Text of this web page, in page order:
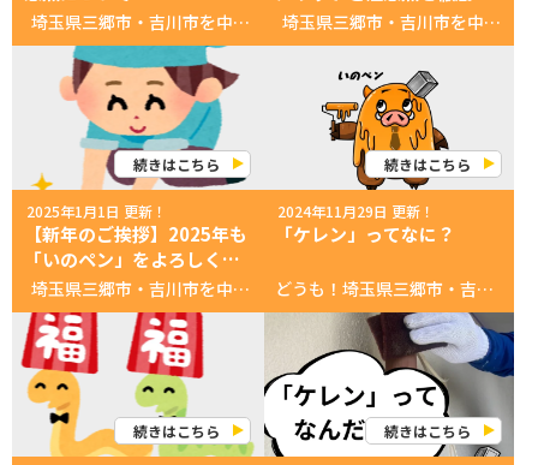
埼玉県三郷市・吉川市を中心に活動中！ 創業３０年 塗装に没頭する会社！ 外壁屋根塗装 専門店いのペン 外壁塗装後のお手入れと注意点について こんにちは！外壁塗装専門店『いのペン』です。 今回は、「塗装後のお手入れ方法と注意点」について解説します！ 外壁塗装後は見た目がキレイになり、耐久性も向上させてくれます。 しかし、外壁塗装を長持ちさせるためには、定期的なお手入れや注意点を押さえておくことが大切です。 まずは、外壁塗装後のお手入れ方法について 1. 定期的に汚れを落とす 外壁には雨や風で運ばれたホコリや汚れが付着します。これらを放置すると、美観を損なうだけでなく、塗膜の劣化を早める原因になります。 ■お手入れ方法 軽度の汚れは、水を含ませた柔らかいスポンジや布で優しく拭き取ります。 高圧洗浄機を使う場合は、塗膜を傷めないよう弱い水圧で行いましょう。 ■頻度 年に1～2回を目安に掃除するのがおすすめです。 2. 植物の剪定を行う 外壁に近い場所に植物がある場合、枝葉が外壁に接触すると塗膜が傷つく可能性があります。定期的に剪定を行い、外壁から適度な距離を保ちましょう。 3. 雨樋の点検と掃除 雨樋が詰まっていると、雨水が溢れ、外壁を汚す原因になります。塗装後は雨樋の掃除や点検も定期的に行いましょう。 4. カビ・コケの除去 湿気の多い場所では、外壁にカビやコケが発生することがあります。見つけた場合は、以下の方法で除去しましょう。 まずは水洗いを試し、それでも除去できない場合は専用の洗剤を使用しましょう。 柔らかいブラシなどで塗膜を傷めないように軽く擦ります。力を入れすぎないことが大切です。 また、専用の洗剤を使用する場合は各製品の取り扱い方法をご確認の上ご使用ください。 次に、外壁塗装後に避けるべきことについて 1. 強い力で擦らない 外壁を掃除する際、硬いブラシやスポンジを使ったり、強い力で擦ると塗膜が剥がれることがあります。柔らかい布やスポンジを使い、優しくお手入れしましょう。 2. 高圧洗浄機の使用に注意 高圧洗浄機は便利ですが、水圧が強すぎると塗膜を傷つける可能性があります。使用する際は、低い水圧に設定し、外壁から適度な距離を保って行いましょう。 3. 直後の施工や作業は控える 外壁塗装直後に重い物を外壁に立てかけたり、釘を打ち込んだりすると、塗膜にダメージを与える可能性があります。塗料が完全に硬化するまで（通常1～2週間）は、外壁への接触を避けましょう。 4. 塗料に合わない洗剤を使用しない アルカリ性や酸性が強い洗剤は、塗膜を劣化させることがあります。お手入れの際は、専用の洗剤を使用するようにしましょう。 最後に、メンテナンスのタイミングについて 1. 定期点検を実施 外壁塗装後でも、数年ごとに点検を行うことが大切です。以下のサインを見逃さないようにしましょう。 色あせやチョーキング（白い粉状の物質が手につく） ひび割れや剥がれ カビやコケの発生 2. プロの点検を依頼 外壁の劣化は、自分で見つけられない場合もあります。塗装後5年程度を目安に、プロに点検を依頼すると安心です。 外壁塗装を長持ちさせるには日々のお手入れが重要になります。 外壁塗装は完成したら終わりではなく、定期的なお手入れとメンテナンスが必要です。これを怠ると、せっかくの塗装が短期間で劣化してしまうこともあります。 『いのペン』では、塗装後のお手入れ方法や定期点検についてもアドバイスさせていただきます。 いつまでも美しい外壁を保つために、ぜひお気軽にご相談ください！ お気軽にお問合せしてねなのら！ お問い合わせ先 TEL: 0120-420-899 営業時間: 9:00〜18:00（月・日曜祝定休） あなたへのオススメ情報！ ▼最新のお得なチラシ▼ ▼無料！外壁・屋根診断▼ ▼無料！雨漏り診断▼ ▼最新！カラーシュミレーション▼ ▼地域最大ショールーム情報▼ https://inopen.jp/cms/wp-content/uploads/2024/02/08db111db98e6dee98204bd093a0b0bb.mp4 あなたへのオススメ記事 ▼【超必見】失敗しない！塗装業者の選び方！▼ ▼いのペン、プレオープンイベント！1日目！▼ ▼いのペンギャラリー｜いのペン漫画一覧▼ ▼いきなりインタビュー「20代現役塗装職人の実態」前編▼ ▼【新事実！】出来たばかりじゃない！創業30年の長～い歴史！▼ ▼いのペンSNSはコチラ▼ 公式SNS一覧
続きはこちら
説！
埼玉県三郷市・吉川市を中心に活動中！ 創業３０年 塗装に没頭する会社！ 外壁屋根塗装 専門店いのペン 冬でも外壁塗装はできる？メリットと注意点を徹底解説！ こんにちは！首都圏を中心に外壁塗装を手掛ける「いのペン」です。 冬に外壁塗装をするか迷っている方も多いのではないでしょうか？ 特に、首都圏の冬は晴天が多く、外壁塗装をすることは十分可能です。 今回は、首都圏（山間部を除く）の気候を踏まえながら、冬に外壁塗装を行うメリットや注意点を解説します！ まずは、首都圏の気候特性について 1. 晴天が多い 全国的に見ても晴天率が高いエリアです。 降水量が少なく、雨の日や雪の日が少ないため、外壁塗装の作業を順調に進めやすい特徴があります。 2. 温暖な日中の気温 日中の気温が10℃前後まで上がる日が多く、外壁塗装の最低気温である5℃を下回ることが少ないため、施工条件としては良好です。 3. 雪や霜のリスクが低い 首都圏の冬は比較的穏やかで、北関東や東北地方のように雪や凍結の心配が少ない地域です。 ただし、埼玉や茨城南部では朝晩に霜が降りることがあるため、その点には注意が必要です。 つぎに、冬に外壁塗装を行うメリットと注意点について メリット 1. 業者のスケジュールが取りやすい 冬は外壁塗装の閑散期にあたるため、業者の予約が取りやすく、施工期間にも余裕を持ってスケジュールを組めます。 2. 乾燥が早く、塗料の仕上がりが良い 湿度が低い冬は、塗料がしっかり乾燥しやすい季節です。塗膜が安定して硬化するため、美しい仕上がりと耐久性の高い外壁が期待できます。 3. 春からの快適な生活を準備 冬のうちに外壁塗装を済ませておくことで、春からの新生活を美しい家でスタートできます。また、春の繁忙期を避けることで、工事の遅延リスクを減らせます。 注意したいポイント 1. 朝晩の冷え込みに注意 外壁塗装は気温が5℃以上で行う必要があります。冬の朝晩は気温が下がることがあるため、施工時間に注意するなど、計画的なスケジュール調整が必要です。 2. 霜や結露のリスク 特に埼玉や茨城南部では、朝方に霜や結露が発生することがあります。外壁が濡れた状態では塗料がうまく乗らないため、十分に乾燥させてから作業を開始することが大切です。 最後に、冬の外壁塗装を成功させるためのポイントについて 1.信頼できる業者を選ぶ 地域の気候特性を熟知した業者に相談することで、安心して施工を任せられます。 2. 天候に柔軟に対応する 晴天が続く冬の気候を活かし、適切なタイミングで施工を進めましょう。 首都圏の冬は、外壁塗装に適した条件も整っています。 施工スケジュールでもメリットが多い冬の外壁塗装を、ぜひ検討してみてください！ 現在、「いのペン」では冬限定の特別割引キャンペーンを実施中です。地域に密着したサービスで、お客様の住まいを美しく保つお手伝いをいたします。 ぜひこの機会にお問い合わせください！ お気軽にお問合せしてねなのら！ お問い合わせ先 TEL: 0120-420-899 営業時間: 9:00〜18:00（月・日曜祝定休） あなたへのオススメ情報！ ▼最新のお得なチラシ▼ ▼無料！外壁・屋根診断▼ ▼無料！雨漏り診断▼ ▼最新！カラーシュミレーション▼ ▼地域最大ショールーム情報▼ https://inopen.jp/cms/wp-content/uploads/2024/02/08db111db98e6dee98204bd093a0b0bb.mp4 あなたへのオススメ記事 ▼【超必見】失敗しない！塗装業者の選び方！▼ ▼いのペン、プレオープンイベント！1日目！▼ ▼いのペンギャラリー｜いのペン漫画一覧▼ ▼いきなりインタビュー「20代現役塗装職人の実態」前編▼ ▼【新事実！】出来たばかりじゃない！創業30年の長～い歴史！▼ ▼いのペンSNSはコチラ▼ 公式SNS一覧
続きはこちら
2025年1月1日 更新！
【新年のご挨拶】2025年も
「いのペン」をよろしくお
願いいたします！
埼玉県三郷市・吉川市を中心に活動中！ 創業３０年 塗装に没頭する会社！ 外壁屋根塗装 専門店いのペン 皆さま、新年あけましておめでとうございます！ 外壁塗装専門店「いのペン」です。旧年中は格別のご愛顧を賜り、心より感謝申し上げます。 2025年も、皆さまのお住まいを美しく、そして安心して暮らしていただけるよう、誠心誠意をもってサポートしてまいります。 新しい年を迎えた今、お住まいの外壁や屋根の状態をチェックするのに最適な時期です。 冬場の寒暖差や春先の雨風に備えるためにも、早めのメンテナンスがおすすめです。 「ひび割れや汚れが気になる」「塗り替え時期が分からない」など、どんな小さなことでもお気軽にご相談ください。 無料診断やお見積もりも承っておりますので、お気軽にお問い合わせくださいね。 最後に 2025年も「お住まいのパートナー」として、スタッフ一同全力で取り組んでまいります。本年も変わらぬご支援を賜りますよう、よろしくお願い申し上げます。 皆さまにとって、健康で幸多き一年となりますようお祈り申し上げます。 いのペンスタッフ一同 お気軽にお問合せしてねなのら！ お問い合わせ先 TEL: 0120-420-899 営業時間: 9:00〜18:00（月・日曜祝定休） あなたへのオススメ情報！ ▼最新のお得なチラシ▼ ▼無料！外壁・屋根診断▼ ▼無料！雨漏り診断▼ ▼最新！カラーシュミレーション▼ ▼地域最大ショールーム情報▼ https://inopen.jp/cms/wp-content/uploads/2024/02/08db111db98e6dee98204bd093a0b0bb.mp4 あなたへのオススメ記事 ▼【超必見】失敗しない！塗装業者の選び方！▼ ▼いのペン、プレオープンイベント！1日目！▼ ▼いのペンギャラリー｜いのペン漫画一覧▼ ▼いきなりインタビュー「20代現役塗装職人の実態」前編▼ ▼【新事実！】出来たばかりじゃない！創業30年の長～い歴史！▼ ▼いのペンSNSはコチラ▼ 公式SNS一覧
続きはこちら
2024年11月29日 更新！
「ケレン」ってなに？
どうも！埼玉県三郷市・吉川市を中心に活動している 創業３０年塗装に没頭する会社！ 外壁屋根塗装専門店いのペン 今回は塗装現場でよく聞く言葉「ケレン」について職人さんに聞いてみるなのら～ 職人くんこんにちは！ 今回はちょっと専門的な言葉、「ケレン」について、分かりやすく説明するね♪ 普段はあまり聞き慣れない言葉だけど、塗装をする上でとっても大事なステップです♪ 「ケレン」ってどんな作業なのら？ 職人くん「ケレン」とは、塗装をする前に行う、表面のサビや汚れ、古い塗膜などを取り除く作業のことだよ。 ケレンをしっかりやっておくことで、新しく塗る塗料がしっかり密着して、長持ちするんだ！ 【ケレンの種類】 ・1種ケレン 古い塗膜やサビを完全に取る。かなり大掛かりな作業で、重機を使ったりします。 ・2種ケレン 悪くなっている部分だけを取って、いい部分は残すやり方。電動工具や手作業で行います。 ・3種ケレン 軽いサビや浮いている汚れをササッと取る感じの作業。ワイヤーブラシやサンドペーパーを使います。 ・4種ケレン ほとんど汚れがない時に、軽く表面をなでる程度の処理。メンテナンスにぴったりです。 なんで「ケレン」が大事なのら？ 職人くん「ケレン」をしっかりしないと、せっかく塗った塗料がすぐに剥がれたり、サビが戻ってきちゃったりするんだ…。 長持ちさせたいなら、まずはこのケレン作業がめちゃくちゃ重要！ 塗装前の「ひと手間」が、仕上がりと耐久性を大きく左右するだ！ ケレン作業は、塗装の隠れたヒーローみたいなものなのら！ 目立たないけど、これがないと仕上がりも持ちもガタガタ…。 塗装を考えるときは、ケレンの大切さをぜひ覚えておいてなのら～ 『いのぺん』なら無料でできる！ ▼いのペンの無料雨漏り診断▼ ▼外壁・屋根のカラーシュミレーション▼ いのペンの公式SNS一覧 あなたへのオススメ記事 ▼【超必見】失敗しない！塗装業者の選び方！▼ ▼いのペン、プレオープンイベント！1日目！▼ ▼【新事実！】出来たばかりじゃない！創業30年の長～い歴史！▼
続きはこちら